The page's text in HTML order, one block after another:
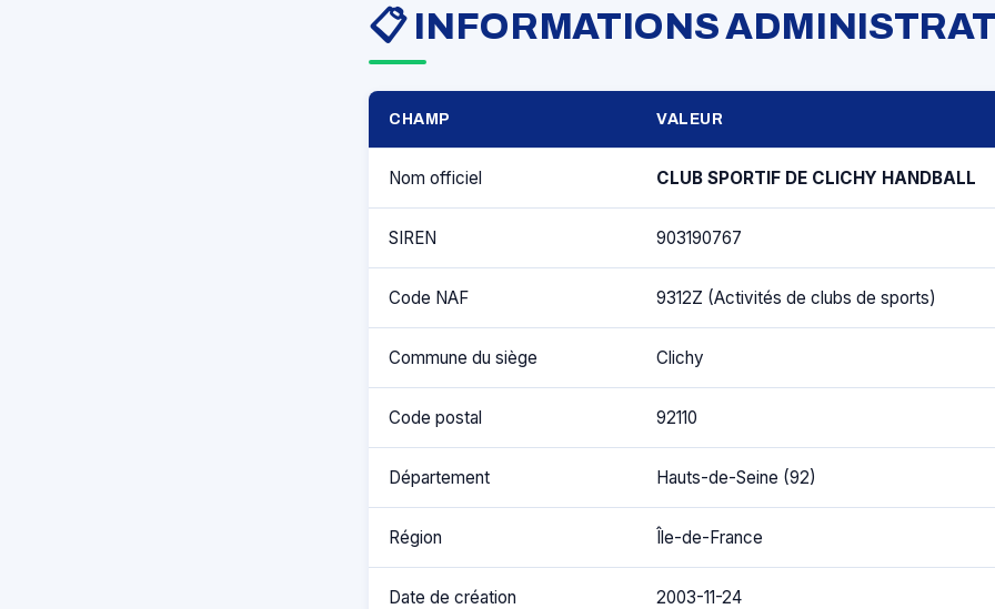
📋 INFORMATIONS
CHAMP VALEUR
Nom officiel CLUB SPORTIF DE CLICHY HANDBALL
SIREN 903190767
Code NAF 9312Z (Activités de clubs de sports)
Commune du siège Clichy
Code postal 92110
Département Hauts-de-Seine (92)
Région Île-de-France
Date de création 2003-11-24